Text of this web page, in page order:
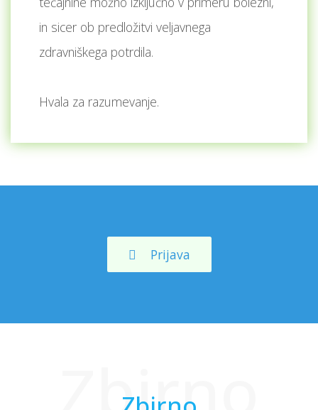
in sicer ob predložitvi veljavnega
zdravniškega potrdila.
Hvala za razumevanje.
Prijava
Zbirno